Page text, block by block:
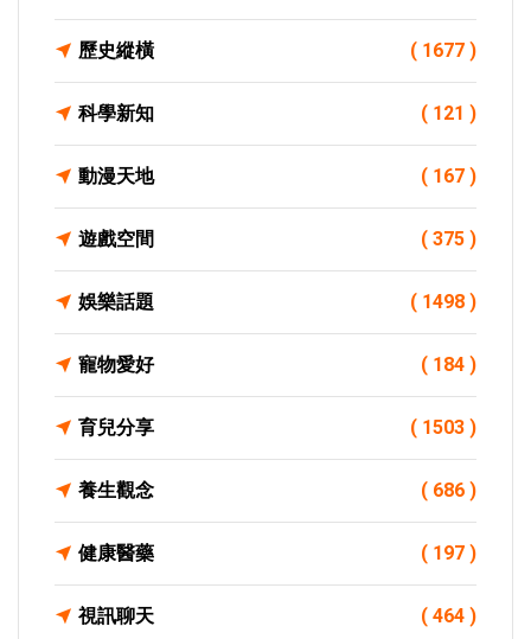
歷史縱橫 ( 1677 )
科學新知 ( 121 )
動漫天地 ( 167 )
遊戲空間 ( 375 )
娛樂話題 ( 1498 )
寵物愛好 ( 184 )
育兒分享 ( 1503 )
養生觀念 ( 686 )
健康醫藥 ( 197 )
視訊聊天 ( 464 )